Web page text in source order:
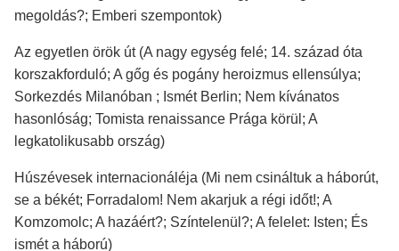
megoldás?; Emberi szempontok)
Az egyetlen örök út (A nagy egység felé; 14. század óta
korszakforduló; A gőg és pogány heroizmus ellensúlya;
Sorkezdés Milanóban ; Ismét Berlin; Nem kívánatos
hasonlóság; Tomista renaissance Prága körül; A
legkatolikusabb ország)
Húszévesek internacionáléja (Mi nem csináltuk a háborút,
se a békét; Forradalom! Nem akarjuk a régi időt!; A
Komzomolc; A hazáért?; Színtelenül?; A felelet: Isten; És
ismét a háború)